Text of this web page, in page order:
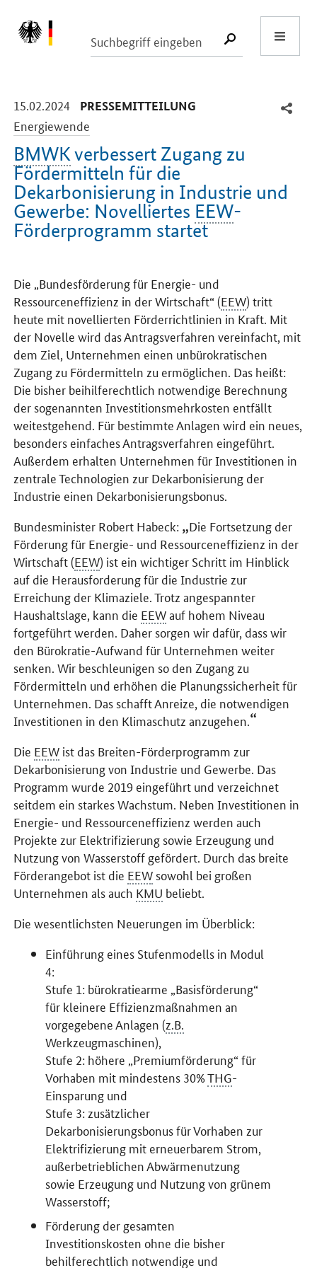
SUCHE
15.02.2024 -
PRESSEMITTEILUNG
Energiewende
BMWKverbessert Zugang zu
Fördermitteln für die
Dekarbonisierung in Industrie und
Gewerbe: Novelliertes EEW-
Förderprogramm startet
Die „Bundesförderung für Energie- und
Ressourceneffizienz in der Wirtschaft“ (EEW) tritt
heute mit novellierten Förderrichtlinien in Kraft. Mit
der Novelle wird das Antragsverfahren vereinfacht, mit
dem Ziel, Unternehmen einen unbürokratischen
Zugang zu Fördermitteln zu ermöglichen. Das heißt:
Die bisher beihilferechtlich notwendige Berechnung
der sogenannten Investitionsmehrkosten entfällt
weitestgehend. Für bestimmte Anlagen wird ein neues,
besonders einfaches Antragsverfahren eingeführt.
Außerdem erhalten Unternehmen für Investitionen in
zentrale Technologien zur Dekarbonisierung der
Industrie einen Dekarbonisierungsbonus.
Bundesminister Robert Habeck:
Die Fortsetzung der
Förderung für Energie- und Ressourceneffizienz in der
Wirtschaft (EEW) ist ein wichtiger Schritt im Hinblick
auf die Herausforderung für die Industrie zur
Erreichung der Klimaziele. Trotz angespannter
Haushaltslage, kann die EEWauf hohem Niveau
fortgeführt werden. Daher sorgen wir dafür, dass wir
den Bürokratie-Aufwand für Unternehmen weiter
senken. Wir beschleunigen so den Zugang zu
Fördermitteln und erhöhen die Planungssicherheit für
Unternehmen. Das schafft Anreize, die notwendigen
Investitionen in den Klimaschutz anzugehen.
Die EEW ist das Breiten-Förderprogramm zur
Dekarbonisierung von Industrie und Gewerbe. Das
Programm wurde 2019 eingeführt und verzeichnet
seitdem ein starkes Wachstum. Neben Investitionen in
Energie- und Ressourceneffizienz werden auch
Projekte zur Elektrifizierung sowie Erzeugung und
Nutzung von Wasserstoff gefördert. Durch das breite
Förderangebot ist die EEW sowohl bei großen
Unternehmen als auch KMU beliebt.
Die wesentlichsten Neuerungen im Überblick:
Einführung eines Stufenmodells in Modul
4:
Stufe 1: bürokratiearme „Basisförderung“
für kleinere Effizienzmaßnahmen an
vorgegebene Anlagen (z.B.
Werkzeugmaschinen),
Stufe 2: höhere „Premiumförderung“ für
Vorhaben mit mindestens 30%THG-
Einsparung und
Stufe 3: zusätzlicher
Dekarbonisierungsbonus für Vorhaben zur
Elektrifizierung mit erneuerbarem Strom,
außerbetrieblichen Abwärmenutzung
sowie Erzeugung und Nutzung von grünem
Wasserstoff;
Förderung der gesamten
Investitionskosten ohne die bisher
behilferechtlich notwendige und